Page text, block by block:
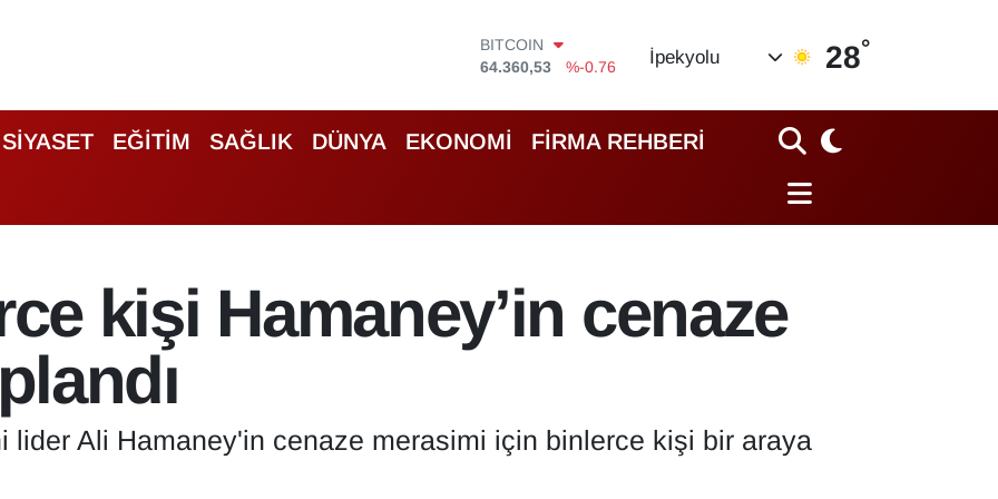
DOLAR
47,7069
%0.17
55,0265
%0.01
STERLİN
64,1897
%0.02
BİST100
64.360,53
İpekyolu 28°
SİYASET EĞİTİM SAĞLIK DÜNYA EKONOMİ FİRMA REHBERİ
kişi Hamaney’in cenaze
lider Ali Hamaney'in cenaze merasimi için binlerce kişi bir araya